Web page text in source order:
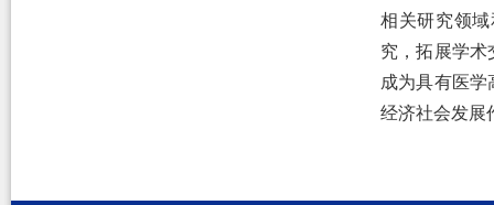
相关研究领
究，拓展学术
成为具有医
经济社会发展